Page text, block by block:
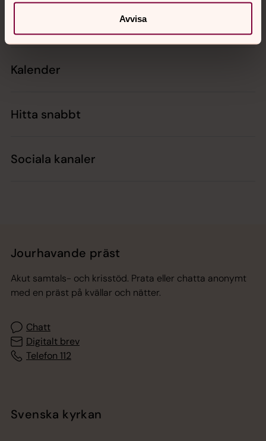
Avvisa
Kalender
Hitta snabbt
Sociala kanaler
Jourhavande präst
Akut samtals- och krisstöd. Prata eller chatta anonymt
med en präst på kvällar och nätter.
Chatt
Digitalt brev
Telefon 112
Svenska kyrkan